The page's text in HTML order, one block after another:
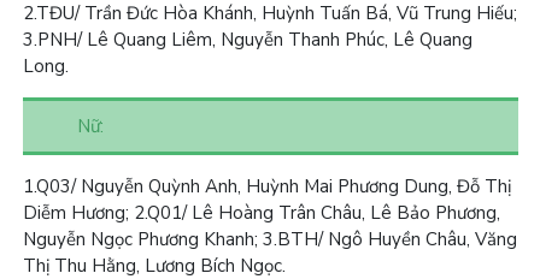
2.TĐU/ Trần Đức Hòa Khánh, Huỳnh Tuấn Bá, Vũ Trung Hiếu;
3.PNH/ Lê Quang Liêm, Nguyễn Thanh Phúc, Lê Quang
Long.
Nữ:
1.Q03/ Nguyễn Quỳnh Anh, Huỳnh Mai Phương Dung, Đỗ Thị
Diễm Hương; 2.Q01/ Lê Hoàng Trân Châu, Lê Bảo Phương,
Nguyễn Ngọc Phương Khanh; 3.BTH/ Ngô Huyền Châu, Văng
Thị Thu Hằng, Lương Bích Ngọc.